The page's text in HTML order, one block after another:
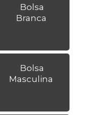
Bolsa
Branca
Bolsa
Masculina